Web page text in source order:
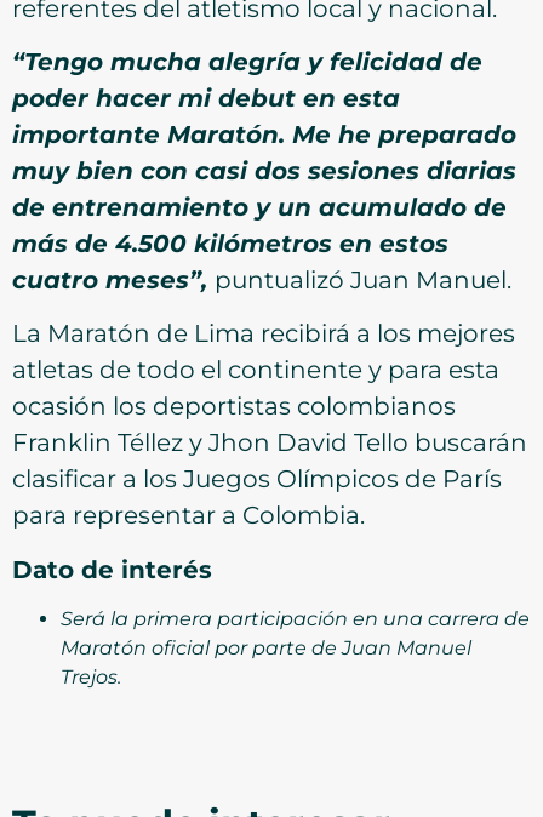
referentes del atletismo local y nacional.
“Tengo mucha alegría y felicidad de
poder hacer mi debut en esta
importante Maratón. Me he preparado
muy bien con casi dos sesiones diarias
de entrenamiento y un acumulado de
más de 4.500 kilómetros en estos
cuatro meses”, puntualizó Juan Manuel.
La Maratón de Lima recibirá a los mejores
atletas de todo el continente y para esta
ocasión los deportistas colombianos
Franklin Téllez y Jhon David Tello buscarán
clasificar a los Juegos Olímpicos de París
para representar a Colombia.
Dato de interés
Será la primera participación en una carrera de
Maratón oficial por parte de Juan Manuel
Trejos.